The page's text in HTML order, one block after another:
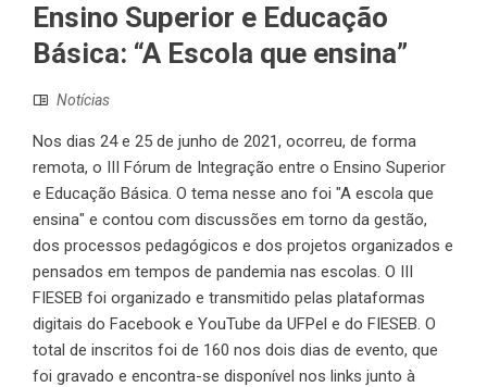
Ensino Superior e Educação
Básica: “A Escola que ensina”
Notícias
Nos dias 24 e 25 de junho de 2021, ocorreu, de forma
remota, o III Fórum de Integração entre o Ensino Superior
e Educação Básica. O tema nesse ano foi "A escola que
ensina" e contou com discussões em torno da gestão,
dos processos pedagógicos e dos projetos organizados e
pensados em tempos de pandemia nas escolas. O III
FIESEB foi organizado e transmitido pelas plataformas
digitais do Facebook e YouTube da UFPel e do FIESEB. O
total de inscritos foi de 160 nos dois dias de evento, que
foi gravado e encontra-se disponível nos links junto à